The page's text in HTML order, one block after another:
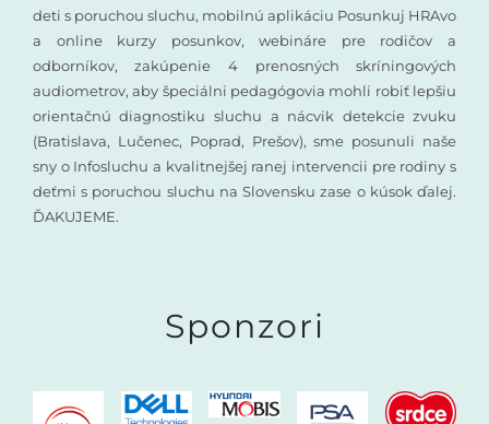
deti s poruchou sluchu, mobilnú aplikáciu Posunkuj HRAvo
a online kurzy posunkov, webináre pre rodičov a
odborníkov, zakúpenie 4 prenosných skríningových
audiometrov, aby špeciálni pedagógovia mohli robiť lepšiu
orientačnú diagnostiku sluchu a nácvik detekcie zvuku
(Bratislava, Lučenec, Poprad, Prešov), sme posunuli naše
sny o Infosluchu a kvalitnejšej ranej intervencii pre rodiny s
deťmi s poruchou sluchu na Slovensku zase o kúsok ďalej.
ĎAKUJEME.
Sponzori